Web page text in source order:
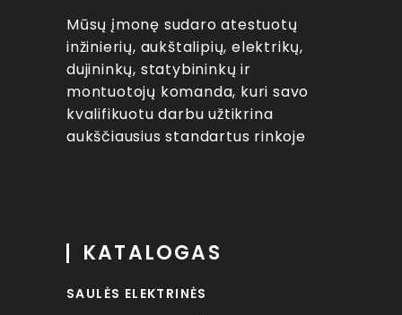
Mūsų įmonę sudaro atestuotų
inžinierių, aukštalipių, elektrikų,
dujininkų, statybininkų ir
montuotojų komanda, kuri savo
kvalifikuotu darbu užtikrina
aukščiausius standartus rinkoje
KATALOGAS
SAULĖS ELEKTRINĖS